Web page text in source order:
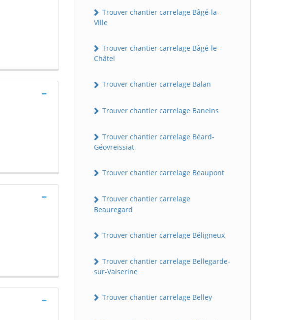
Trouver chantier carrelage Bâgé-la-
Ville
Trouver chantier carrelage Bâgé-le-
Châtel
Trouver chantier carrelage Balan
Trouver chantier carrelage Baneins
Trouver chantier carrelage Béard-
Géovreissiat
Trouver chantier carrelage Beaupont
Trouver chantier carrelage
Beauregard
Trouver chantier carrelage Béligneux
Trouver chantier carrelage Bellegarde-
sur-Valserine
Trouver chantier carrelage Belley